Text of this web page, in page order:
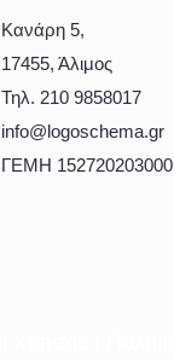
Κανάρη 5,
17455, Άλιμος
Τηλ. 210 9858017
info@logoschema.gr
ΓΕΜΗ 152720203000